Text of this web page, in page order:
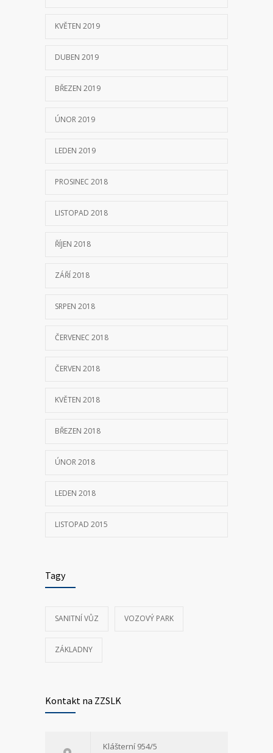
KVĚTEN 2019
DUBEN 2019
BŘEZEN 2019
ÚNOR 2019
LEDEN 2019
PROSINEC 2018
LISTOPAD 2018
ŘÍJEN 2018
ZÁŘÍ 2018
SRPEN 2018
ČERVENEC 2018
ČERVEN 2018
KVĚTEN 2018
BŘEZEN 2018
ÚNOR 2018
LEDEN 2018
LISTOPAD 2015
Tagy
SANITNÍ VŮZ VOZOVÝ PARK
ZÁKLADNY
Kontakt na ZZSLK
Klášterní 954/5